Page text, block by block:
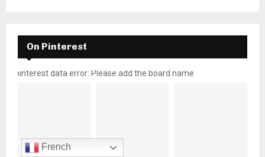
On Pinterest
pinterest data error: Please add the board name
French